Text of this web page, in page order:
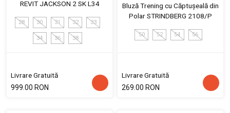
REVIT JACKSON 2 SK L34
28 30 31 32 33
34 36 38
Livrare Gratuită
999.00 RON
Bluză Trening cu Căptușeală din
Polar STRINDBERG 2108/P
50 52 54 56
Livrare Gratuită
269.00 RON